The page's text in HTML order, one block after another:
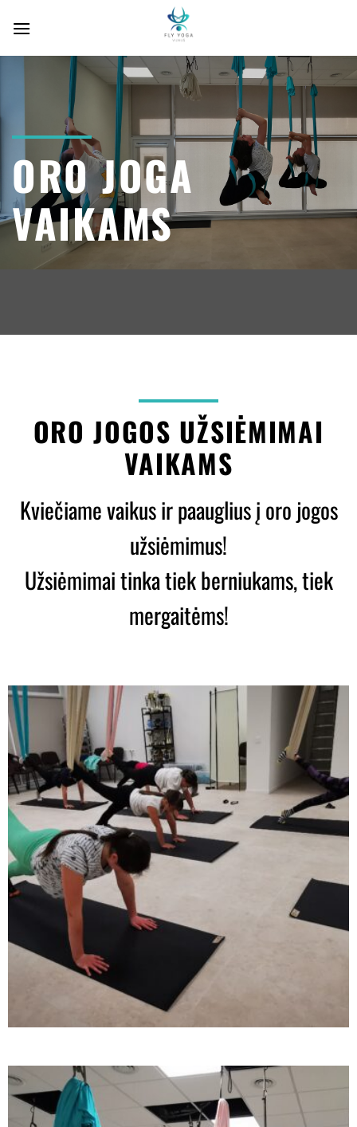
ORO JOGA
VAIKAMS
ORO JOGOS UŽSIĖMIMAI
VAIKAMS
Kviečiame vaikus ir paauglius į oro jogos
užsiėmimus!
Užsiėmimai tinka tiek berniukams, tiek
mergaitėms!